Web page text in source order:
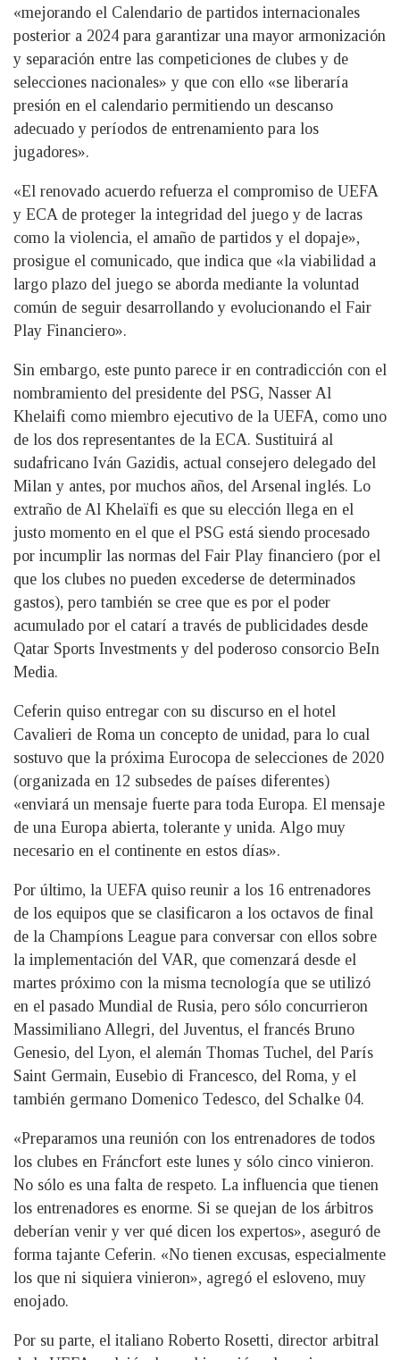
«mejorando el Calendario de partidos internacionales
posterior a 2024 para garantizar una mayor armonización
y separación entre las competiciones de clubes y de
selecciones nacionales» y que con ello «se liberaría
presión en el calendario permitiendo un descanso
adecuado y períodos de entrenamiento para los
jugadores».
«El renovado acuerdo refuerza el compromiso de UEFA
y ECA de proteger la integridad del juego y de lacras
como la violencia, el amaño de partidos y el dopaje»,
prosigue el comunicado, que indica que «la viabilidad a
largo plazo del juego se aborda mediante la voluntad
común de seguir desarrollando y evolucionando el Fair
Play Financiero».
Sin embargo, este punto parece ir en contradicción con el
nombramiento del presidente del PSG, Nasser Al
Khelaifi como miembro ejecutivo de la UEFA, como uno
de los dos representantes de la ECA. Sustituirá al
sudafricano Iván Gazidis, actual consejero delegado del
Milan y antes, por muchos años, del Arsenal inglés. Lo
extraño de Al Khelaïfi es que su elección llega en el
justo momento en el que el PSG está siendo procesado
por incumplir las normas del Fair Play financiero (por el
que los clubes no pueden excederse de determinados
gastos), pero también se cree que es por el poder
acumulado por el catarí a través de publicidades desde
Qatar Sports Investments y del poderoso consorcio BeIn
Media.
Ceferin quiso entregar con su discurso en el hotel
Cavalieri de Roma un concepto de unidad, para lo cual
sostuvo que la próxima Eurocopa de selecciones de 2020
(organizada en 12 subsedes de países diferentes)
«enviará un mensaje fuerte para toda Europa. El mensaje
de una Europa abierta, tolerante y unida. Algo muy
necesario en el continente en estos días».
Por último, la UEFA quiso reunir a los 16 entrenadores
de los equipos que se clasificaron a los octavos de final
de la Champíons League para conversar con ellos sobre
la implementación del VAR, que comenzará desde el
martes próximo con la misma tecnología que se utilizó
en el pasado Mundial de Rusia, pero sólo concurrieron
Massimiliano Allegri, del Juventus, el francés Bruno
Genesio, del Lyon, el alemán Thomas Tuchel, del París
Saint Germain, Eusebio di Francesco, del Roma, y el
también germano Domenico Tedesco, del Schalke 04.
«Preparamos una reunión con los entrenadores de todos
los clubes en Fráncfort este lunes y sólo cinco vinieron.
No sólo es una falta de respeto. La influencia que tienen
los entrenadores es enorme. Si se quejan de los árbitros
deberían venir y ver qué dicen los expertos», aseguró de
forma tajante Ceferin. «No tienen excusas, especialmente
los que ni siquiera vinieron», agregó el esloveno, muy
enojado.
Por su parte, el italiano Roberto Rosetti, director arbitral